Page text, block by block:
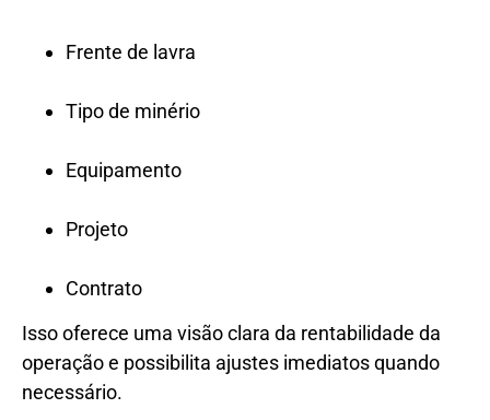
Frente de lavra
Tipo de minério
Equipamento
Projeto
Contrato
Isso oferece uma visão clara da rentabilidade da
operação e possibilita ajustes imediatos quando
necessário.